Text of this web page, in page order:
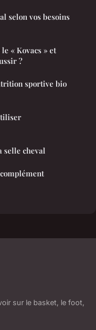
selon vos besoins
« Kovacs » et
?
sportive bio
selle cheval
sur le basket, le foot,